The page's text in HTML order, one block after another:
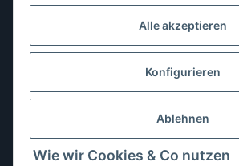
Alle akzeptieren
Konfigurieren
Ablehnen
Wie wir Cookies & Co nutzen
Dienstag:10:00–13:00, 14:00–16:00 Uhr
10:00–13:00 Uhr
Freitag:10:00–13:00, 14:00–18:00 Uhr
Sonntag: geschlossen